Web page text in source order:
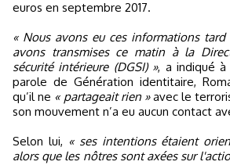
euros en septembre 2017.
« Nous avons eu ces informations
avons transmises ce matin à la
sécurité intérieure (DGSI) », a indiqué
parole de Génération identitaire,
qu’il ne « partageait rien »avec le
son mouvement n’a eu aucun contact
Selon lui, « ses intentions étaient
alors que les nôtres sont axées sur